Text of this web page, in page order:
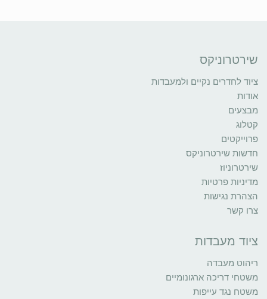
שירטרוניקס
ציוד לחדרים נקיים ולמעבדות
אודות
מבצעים
קטלוג
פרוייקטים
חדשות שירטרוניקס
שירטרוניוז
מדיניות פרטיות
הצהרת נגישות
צרו קשר
ציוד מעבדות
ריהוט מעבדה
משטחי דריכה ארגונומיים
משטח נגד עייפות